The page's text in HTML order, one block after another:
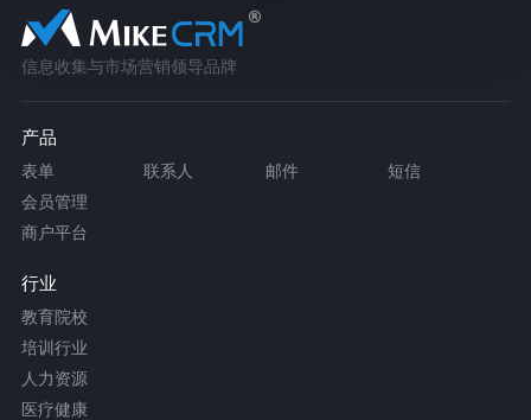
信息收集与市场营销领导品牌
产品
表单 联系人 邮件
短信
会员管理
商户平台
行业
教育院校
培训行业
人力资源
医疗健康